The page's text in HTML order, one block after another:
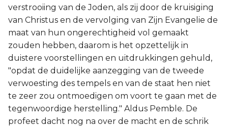
verstrooiing van de Joden, als zij door de kruisiging
van Christus en de vervolging van Zijn Evangelie de
maat van hun ongerechtigheid vol gemaakt
zouden hebben, daarom is het opzettelijk in
duistere voorstellingen en uitdrukkingen gehuld,
"opdat de duidelijke aanzegging van de tweede
verwoesting des tempels en van de staat hen niet
te zeer zou ontmoedigen om voort te gaan met de
tegenwoordige herstelling." Aldus Pemble. De
profeet dacht nog na over de macht en de schrik